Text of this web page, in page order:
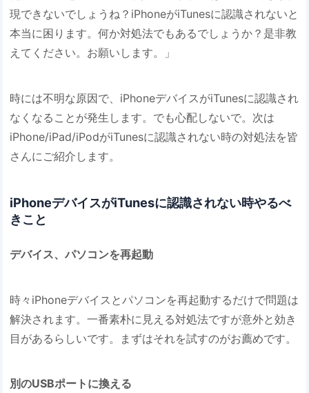
現できないでしょうね？iPhoneがiTunesに認識されないと
本当に困ります。何か対処法でもあるでしょうか？是非教
えてください。お願いします。」
時には不明な原因で、iPhoneデバイスがiTunesに認識され
なくなることが発生します。でも心配しないで。次は
iPhone/iPad/iPodがiTunesに認識されない時の対処法を皆
さんにご紹介します。
iPhoneデバイスがiTunesに認識されない時やるべ
きこと
デバイス、パソコンを再起動
時々iPhoneデバイスとパソコンを再起動するだけで問題は
解決されます。一番素朴に見える対処法ですが意外と効き
目があるらしいです。まずはそれを試すのがお薦めです。
別のUSBポートに換える